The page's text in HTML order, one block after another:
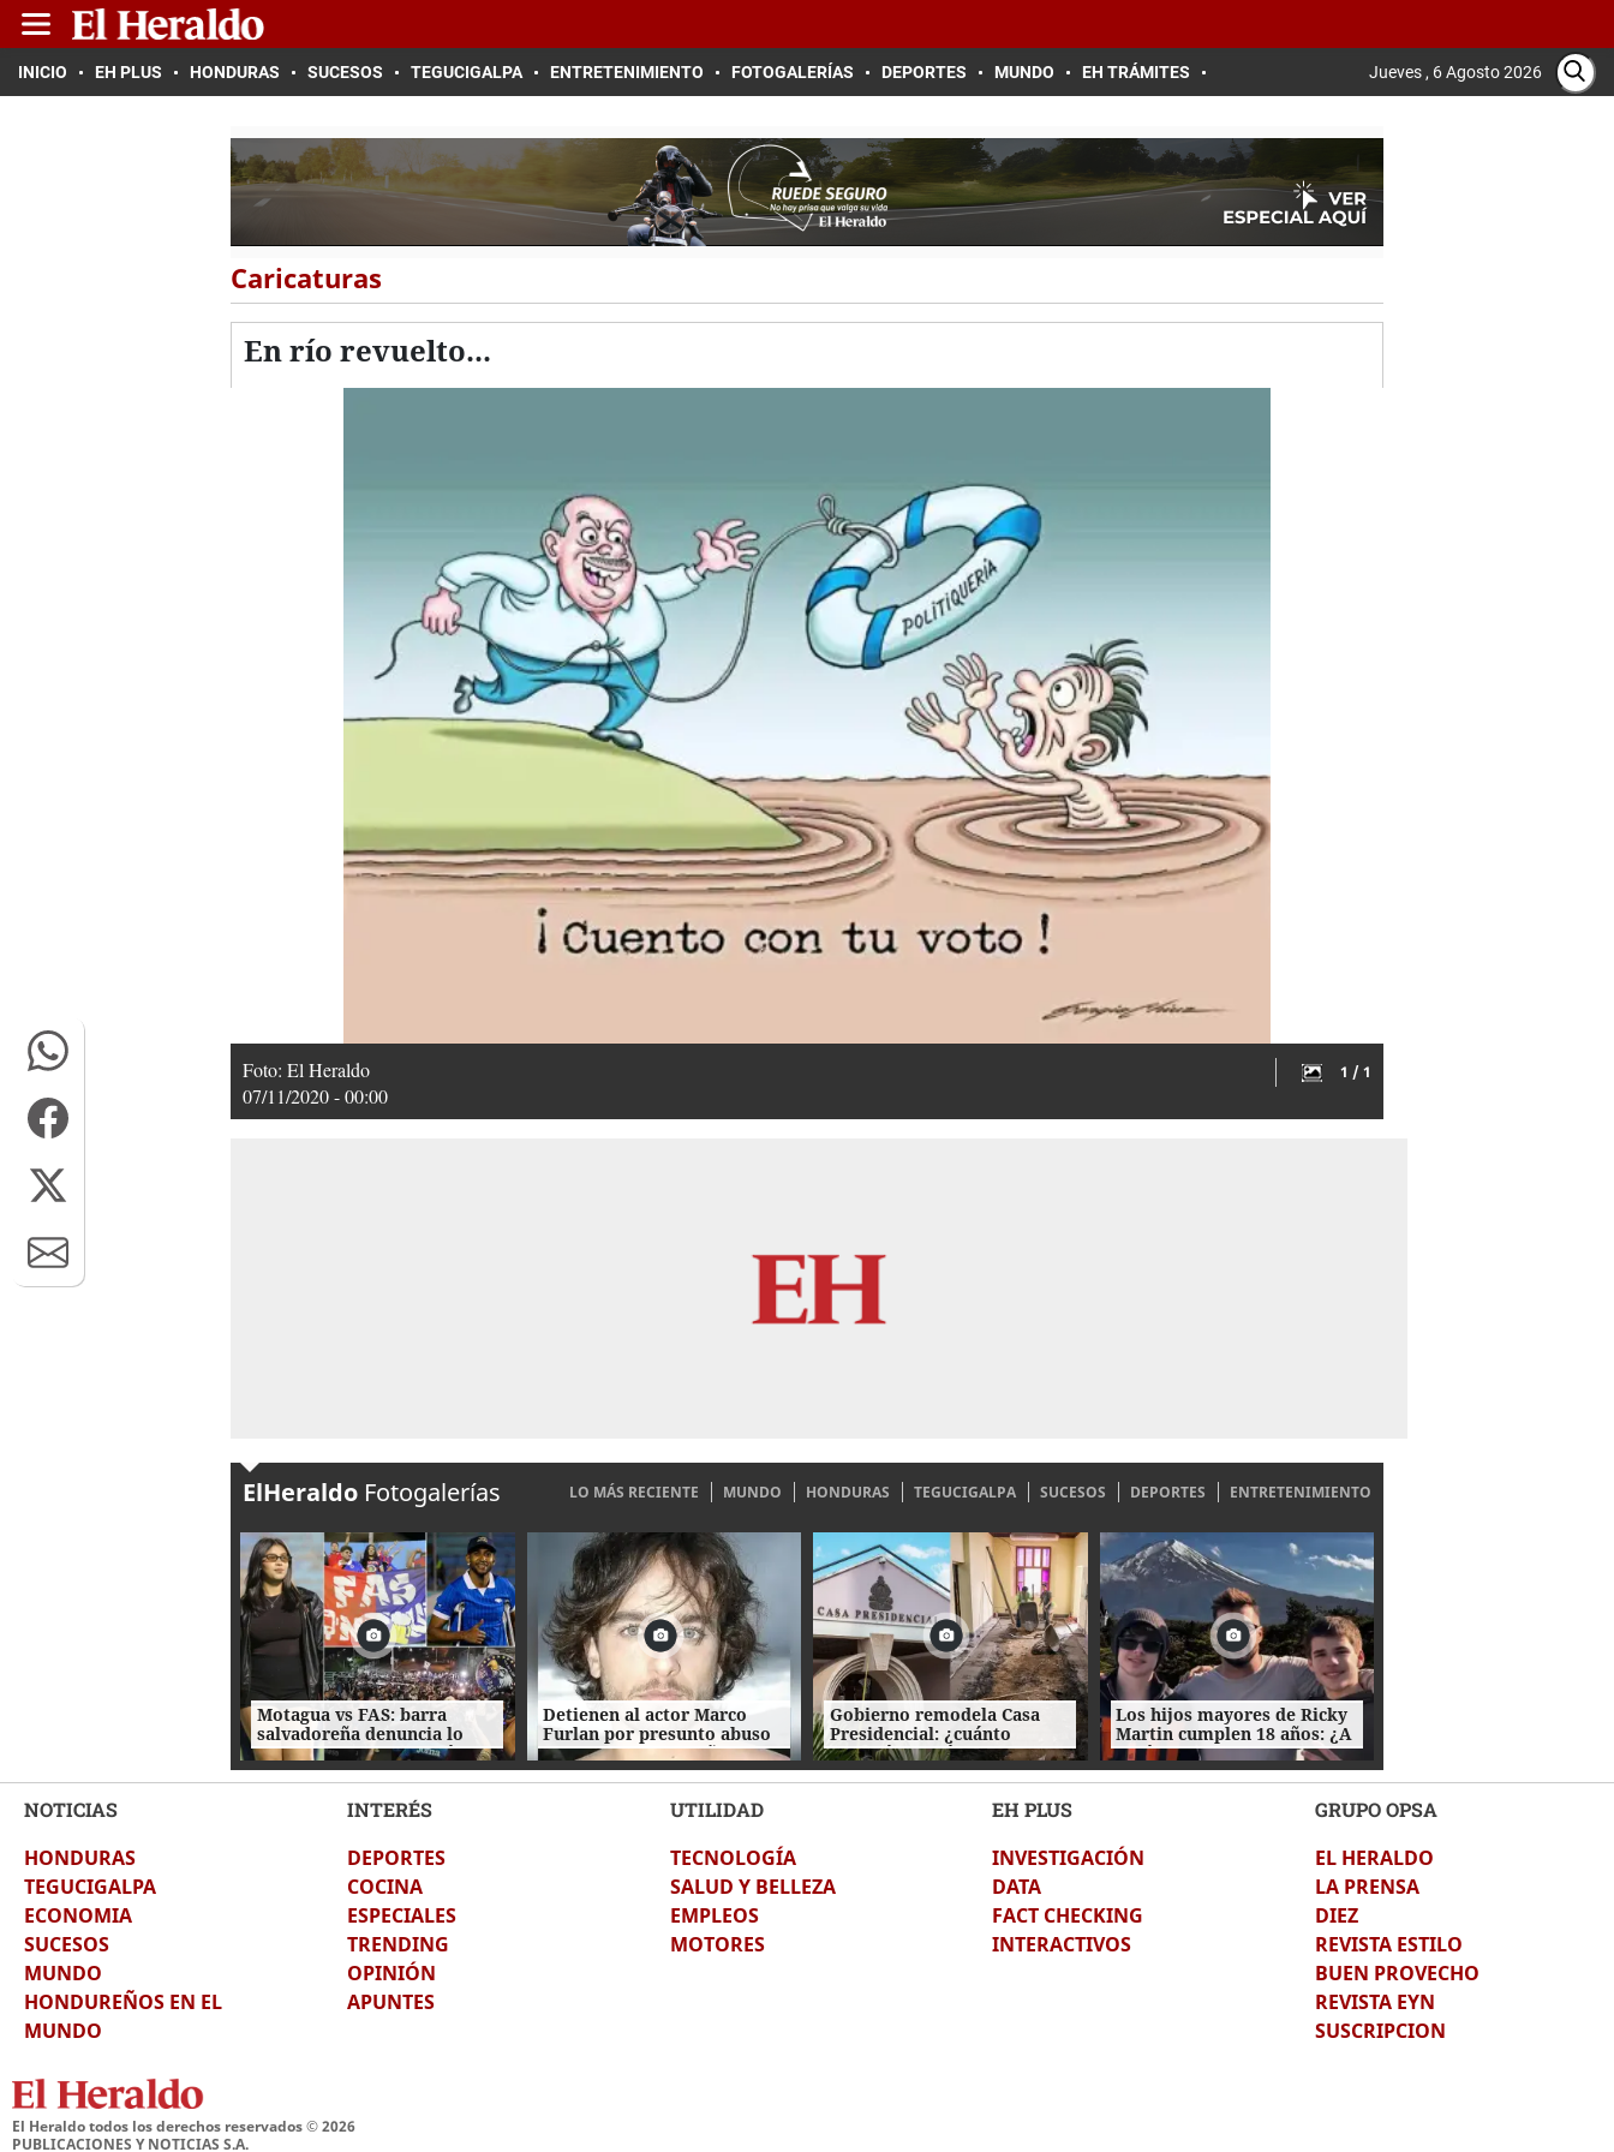
INICIO EH PLUS HONDURAS SUCESOS TEGUCIGALPA ENTRETENIMIENTO FOTOGALERÍAS DEPORTES MUNDO EH TRÁMITES Jueves , 6 Agosto 2026
Caricaturas
En río revuelto...
Foto: El Heraldo
07/11/2020 - 00:00
1 / 1
ElHeraldo Fotogalerías LO MÁS RECIENTE MUNDO HONDURAS TEGUCIGALPA SUCESOS DEPORTES ENTRETENIMIENTO
Motagua vs FAS: barra
salvadoreña denuncia lo
que le hicieron y, ¿quién es
la bella chica?
Detienen al actor Marco
Furlan por presunto abuso
sexual contra un niño
autista de 5 años
Gobierno remodela Casa
Presidencial: ¿cuánto
gastarán y qué trabajos se
hacen?
Los hijos mayores de Ricky
Martin cumplen 18 años: ¿A
quién se parecen?
NOTICIAS
HONDURAS
TEGUCIGALPA
ECONOMIA
SUCESOS
MUNDO
HONDUREÑOS EN EL
MUNDO
INTERÉS
DEPORTES
COCINA
ESPECIALES
TRENDING
OPINIÓN
APUNTES
UTILIDAD
TECNOLOGÍA
SALUD Y BELLEZA
EMPLEOS
MOTORES
EH PLUS
INVESTIGACIÓN
DATA
FACT CHECKING
INTERACTIVOS
GRUPO OPSA
EL HERALDO
LA PRENSA
DIEZ
REVISTA ESTILO
BUEN PROVECHO
REVISTA EYN
SUSCRIPCION
El Heraldo todos los derechos reservados ©2026
PUBLICACIONES Y NOTICIAS S.A.